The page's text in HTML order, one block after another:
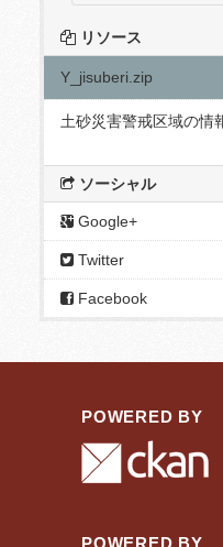
リソース
Y_jisuberi.zip
土砂災害警戒区域の情
ソーシャル
Google+
Twitter
Facebook
POWERED BY
POWERED BY